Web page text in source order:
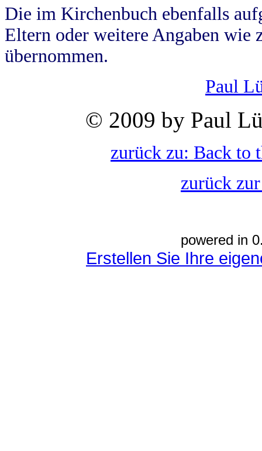
Die im Kirchenbuch ebenfalls
Eltern oder weitere Angaben wie
übernommen.
Paul
© 2009 by Paul
zurück zu: Back to
zurück
powered in
Erstellen Sie Ihre